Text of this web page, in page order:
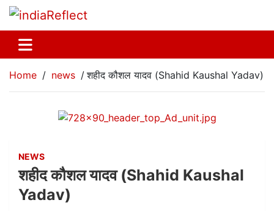
Home news शहीद कौशल यादव (Shahid Kaushal Yadav)
NEWS
शहीद कौशल यादव (Shahid Kaushal
Yadav)